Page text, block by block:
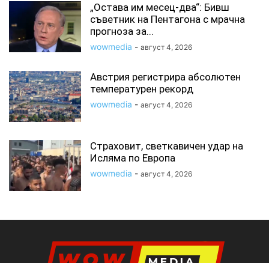
„Остава им месец-два“: Бивш
съветник на Пентагона с мрачна
прогноза за...
wowmedia - август 4, 2026
Австрия регистрира абсолютен
температурен рекорд
wowmedia - август 4, 2026
Страховит, светкавичен удар на
Исляма по Европа
wowmedia - август 4, 2026